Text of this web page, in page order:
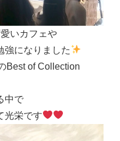
いカフェや
強になりました
Best of Collection
中で
光栄です